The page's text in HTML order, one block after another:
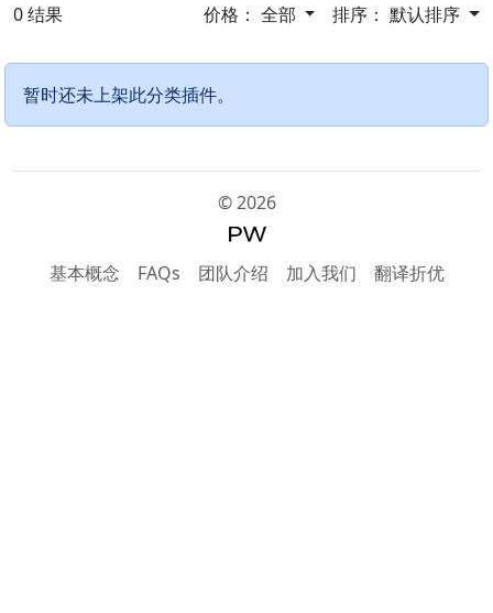
0结果 价格： 全部 排序：默认排序
暂时还未上架此分类插件。
©2026
基本概念 FAQs 团队介绍 加入我们 翻译折优